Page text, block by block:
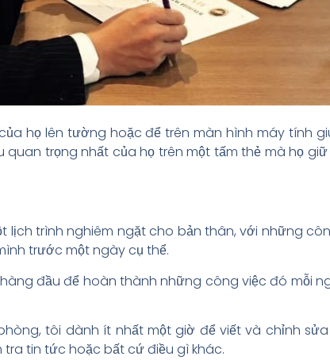
họ lên tường hoặc để trên màn hình máy tính
trọng nhất của họ trên một tấm thẻ mà họ
lịch trình nghiêm ngặt cho bản thân, với những
trước một ngày cụ thể.
đầu để hoàn thành những công việc đó mỗi
tôi dành ít nhất một giờ để viết và chỉnh
tra tin tức hoặc bất cứ điều gì khác.